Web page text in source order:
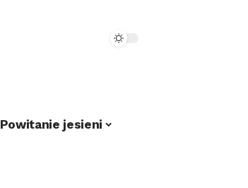
Powitanie jesieni